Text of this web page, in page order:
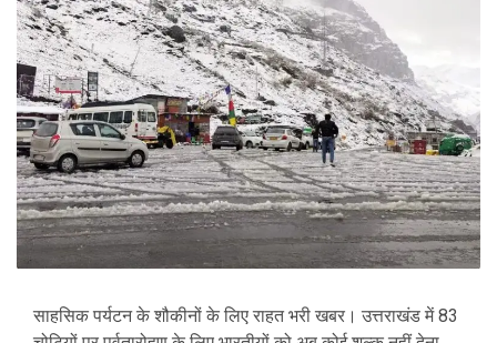
साहसिक पर्यटन के शौकीनों के लिए राहत भरी खबर। उत्तराखंड में 83